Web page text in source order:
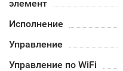
элемент
Исполнение
Управление
Управление по WiFi